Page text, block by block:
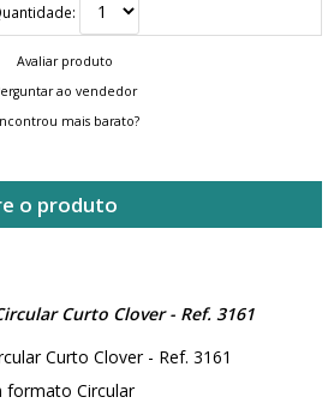
Avaliar produto
ao vendedor
mais barato?
o produto
Curto Clover - Ref. 3161
Curto Clover - Ref. 3161
formato Circular